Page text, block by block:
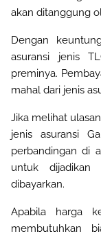
akan ditanggung
Dengan
asuransi jenis
preminya.
mahal dari jenis
Jika melihat
jenis asuransi
perbandingan di
untuk
dibayarkan.
Apabila harga
membutuhkan